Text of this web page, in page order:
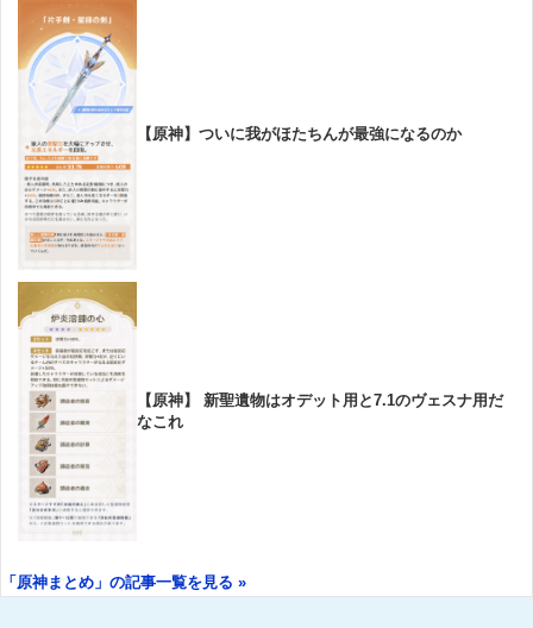
【原神】ついに我がほたちんが最強になるのか
【原神】 新聖遺物はオデット用と7.1のヴェスナ用だ
なこれ
「原神まとめ」の記事一覧を見る »